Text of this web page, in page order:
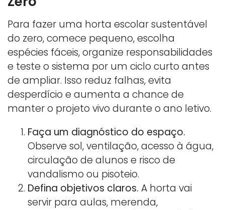
Para fazer uma horta escolar sustentável
do zero, comece pequeno, escolha
espécies fáceis, organize responsabilidades
e teste o sistema por um ciclo curto antes
de ampliar. Isso reduz falhas, evita
desperdício e aumenta a chance de
manter o projeto vivo durante o ano letivo.
Faça um diagnóstico do espaço.
Observe sol, ventilação, acesso à água,
circulação de alunos e risco de
vandalismo ou pisoteio.
Defina objetivos claros. A horta vai
servir para aulas, merenda,